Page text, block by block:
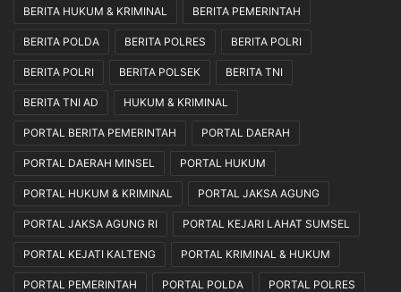
BERITA HUKUM & KRIMINAL BERITA PEMERINTAH
BERITA POLDA BERITA POLRES BERITA POLRI
BERITA POLRI BERITA POLSEK BERITA TNI
BERITA TNI AD HUKUM & KRIMINAL
PORTAL BERITA PEMERINTAH PORTAL DAERAH
PORTAL DAERAH MINSEL PORTAL HUKUM
PORTAL HUKUM & KRIMINAL PORTAL JAKSA AGUNG
PORTAL JAKSA AGUNG RI PORTAL KEJARI LAHAT SUMSEL
PORTAL KEJATI KALTENG PORTAL KRIMINAL & HUKUM
PORTAL PEMERINTAH PORTAL POLDA PORTAL POLRES